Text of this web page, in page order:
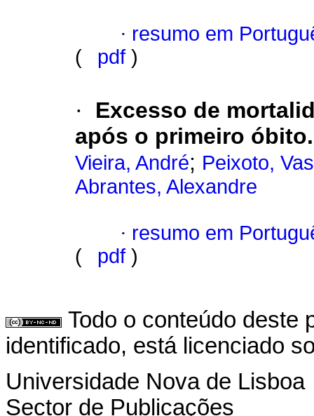
· resumo em
(
pdf )
·
Excesso de
após o primeiro óbito.
Vieira, André; Peixoto,
Abrantes, Alexandre
· resumo em
(
pdf )
Todo o conteúdo deste
identificado, está licenciado
Universidade Nova de Lisboa
Sector de Publicações